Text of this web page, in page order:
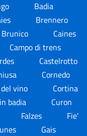
Badia
Brennero
Brunico
Caines
Campo di trens
Castelrotto
Cornedo
vino
Cortina
badia
Curon
Falzes
Fie'
Gais